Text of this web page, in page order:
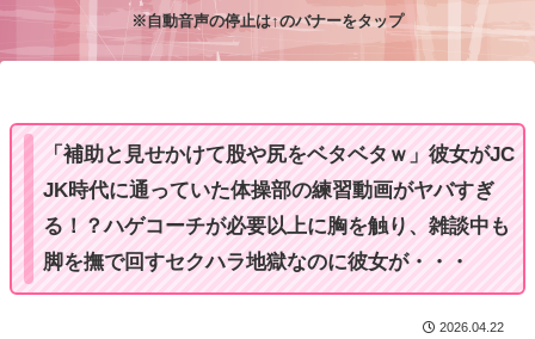
M
※自動音声の停止は↑のバナーをタップ
「補助と見せかけて股や尻をベタベタｗ」彼女がJC
JK時代に通っていた体操部の練習動画がヤバすぎ
る！？ハゲコーチが必要以上に胸を触り、雑談中も
脚を撫で回すセクハラ地獄なのに彼女が・・・
2026.04.22